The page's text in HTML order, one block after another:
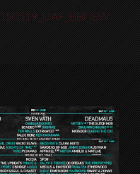
150519_UAF_BBNEW